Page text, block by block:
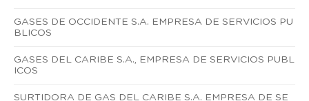
GASES DE OCCIDENTE S.A. EMPRESA DE SERVICIOS PU
BLICOS
GASES DEL CARIBE S.A., EMPRESA DE SERVICIOS PUBL
ICOS
SURTIDORA DE GAS DEL CARIBE S.A. EMPRESA DE SE